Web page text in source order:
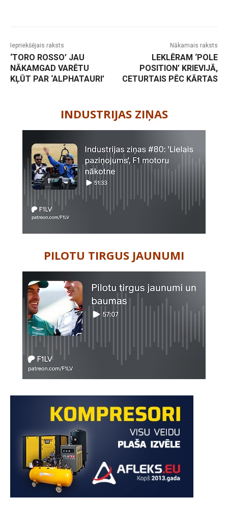
Iepriekšējais raksts
‘TORO ROSSO’ JAU
NĀKAMGAD VARĒTU
KĻŪT PAR ‘ALPHATAURI’
Nākamais raksts
LEKLĒRAM ‘POLE
POSITION’ KRIEVIJĀ,
CETURTAIS PĒC KĀRTAS
INDUSTRIJAS ZIŅAS
PILOTU TIRGUS JAUNUMI